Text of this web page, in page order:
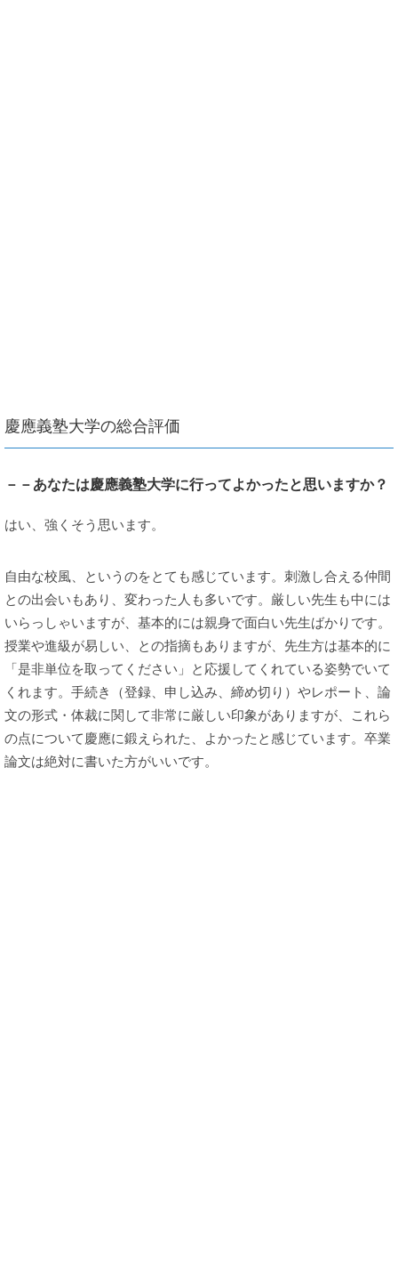
慶應義塾大学の総合評価
－－あなたは慶應義塾大学に行ってよかったと思いますか？
はい、強くそう思います。
自由な校風、というのをとても感じています。刺激し合える仲間
との出会いもあり、変わった人も多いです。厳しい先生も中には
いらっしゃいますが、基本的には親身で面白い先生ばかりです。
授業や進級が易しい、との指摘もありますが、先生方は基本的に
「是非単位を取ってください」と応援してくれている姿勢でいて
くれます。手続き（登録、申し込み、締め切り）やレポート、論
文の形式・体裁に関して非常に厳しい印象がありますが、これら
の点について慶應に鍛えられた、よかったと感じています。卒業
論文は絶対に書いた方がいいです。